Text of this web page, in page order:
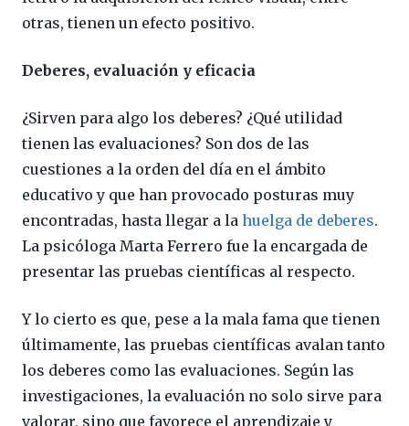
otras, tienen un efecto positivo.
Deberes, evaluación y eficacia
¿Sirven para algo los deberes? ¿Qué utilidad
tienen las evaluaciones? Son dos de las
cuestiones a la orden del día en el ámbito
educativo y que han provocado posturas muy
encontradas, hasta llegar a la huelga de deberes.
La psicóloga Marta Ferrero fue la encargada de
presentar las pruebas científicas al respecto.
Y lo cierto es que, pese a la mala fama que tienen
últimamente, las pruebas científicas avalan tanto
los deberes como las evaluaciones. Según las
investigaciones, la evaluación no solo sirve para
valorar, sino que favorece el aprendizaje y